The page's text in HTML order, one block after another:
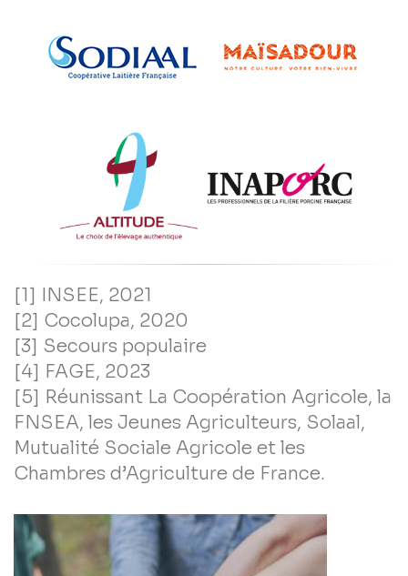
[1] INSEE, 2021
[2] Cocolupa, 2020
[3] Secours populaire
[4] FAGE, 2023
[5] Réunissant La Coopération Agricole, la
FNSEA, les Jeunes Agriculteurs, Solaal,
Mutualité Sociale Agricole et les
Chambres d’Agriculture de France.